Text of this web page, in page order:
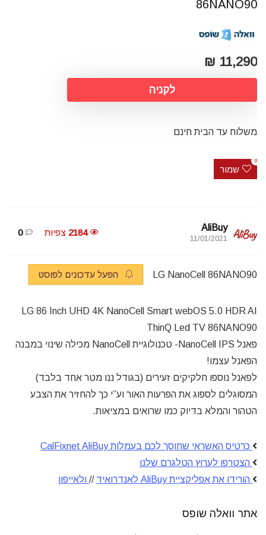
86NANO90
11,290 ₪
לקניה
משלוח עד הבית חינם
שמור
0
AliBuy
11/01/2021
2184 צפיות 0
LG NanoCell 86NANO90 הפעל עדכונים לפוסט
LG 86 Inch UHD 4K NanoCell Smart webOS 5.0 HDR AI
ThinQ Led TV 86NANO90
פאנל NanoCell IPS- טכנולוגיית NanoCell מכילה שינוי במבנה
הפאנל עצמו!
לפאנל נוספו חלקיקים זעירים (בגודל ננו מטר אחד בלבד)
המסוגלים לספוג את הפרעות האור וע”י כך להחזיר את הצבע
הטהור והמלא בדיוק כמו שרואים במציאות.
כרטיס האשראי שחוסך לכם בעמלות CalFixnet AliBuy
הצטרפו לערוץ הטלגרם שלנו
הורידו את אפליקציית AliBuy לאנדרואיד
// ולאייפון
אתר וואלה שופס